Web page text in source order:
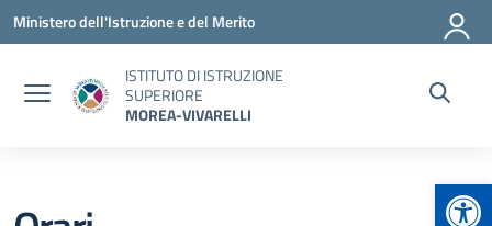
Vai ai contenuti
Vai al menu di navigazione
Vai al footer
Ministero dell'Istruzione e del Merito
ISTITUTO DI ISTRUZIONE
SUPERIORE
MOREA-VIVARELLI